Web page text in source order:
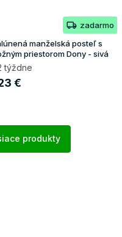
zadarmo
manželská posteľ s
priestorom Dony - sivá
týždne
€
produkty